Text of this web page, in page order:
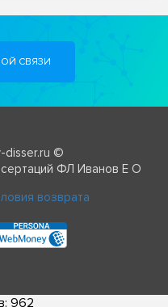
СВЯЗИ
disser.ru ©
ФЛ Иванов Е О
возврата
962